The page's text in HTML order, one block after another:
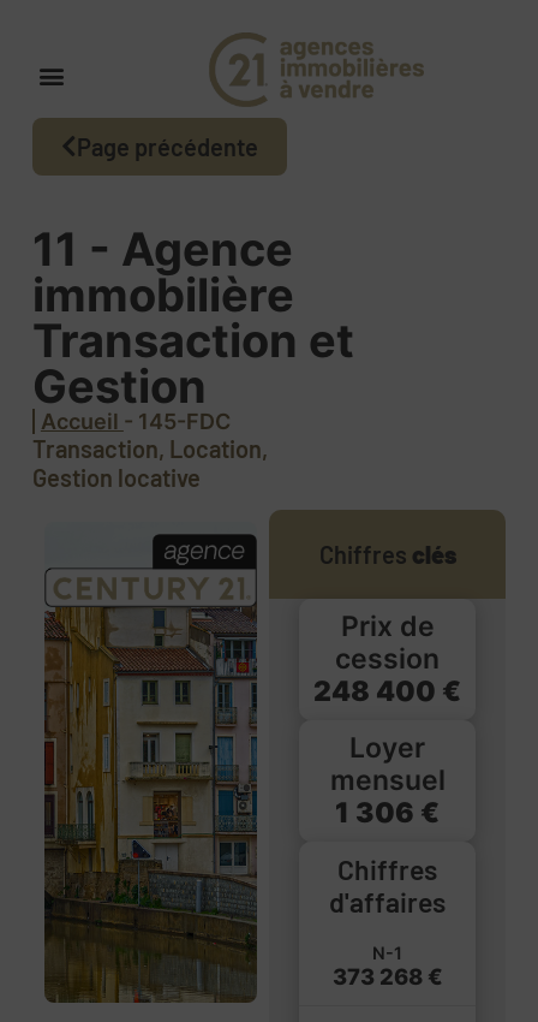
Page précédente
11 - Agence
immobilière
Transaction et
Gestion
Accueil - 145-FDC
Transaction, Location,
Gestion locative
Chiffres clés
Prix de
cession
248 400 €
Loyer
mensuel
1 306 €
Chiffres
d'affaires
N-1
373 268 €